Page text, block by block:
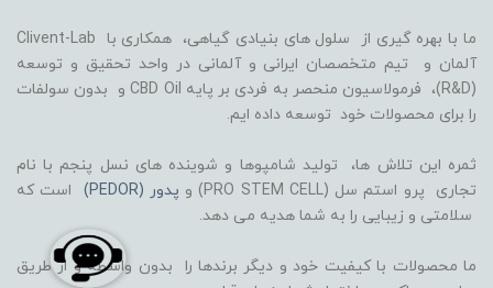
ما با بهره گیری از سلول های بنیادی گیاهی، همکاری با Clivent-Lab
آلمان و تیم متخصصان ایرانی و آلمانی در واحد تحقیق و توسعه
(R&D)، فرمولاسیون منحصر به فردی بر پایه CBD Oil و بدون سولفات
را برای محصولات خود توسعه داده ایم.
ثمره این تلاش ها، تولید شامپوها و شوینده های نسل پنجم با نام
تجاری پرو استم سل (PRO STEM CELL) و
پدور (PEDOR)
است که
سلامتی و زیبایی را به شما هدیه می دهد.
ما محصولات با کیفیت خود و دیگر برندها را بدون واسطه و از طریق